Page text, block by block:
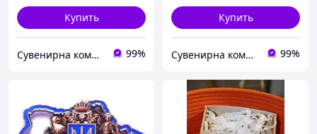
магнит №96Купить
Сувенирна компанія "Козаки Удачі" 99%
Купить
Сувенирна компанія "Козаки Удачі" 99%